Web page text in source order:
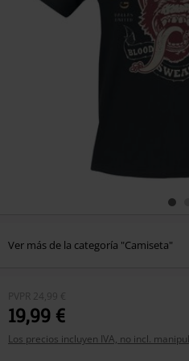
Ver más de la categoría "Camiseta"
PVPR 24,99 €
19,99 €
Los precios incluyen IVA, no incl.